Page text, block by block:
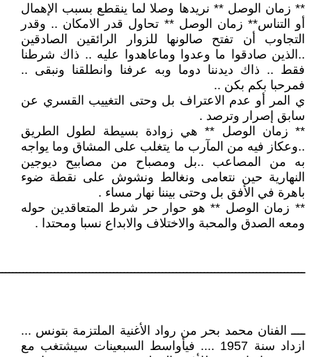
** زمان الوصل ** نريدها وصلا لما ينقطع بسبب الإهمال
أو التناس** زمان الوصل ** تحاول قدر الامكان .. وقدر
التجاوب أن تفتح صالونها للزوار الرائقين الصادقين
..الذين صادقوا ما وعدوا وماعاهدوا عليه .. ذاك شرطنا
فقط .. ذاك ديدننا دوما وبه عرفنا وانطلقنا ونبقى ..
فمرحبا بكم بكن ..
ي المر أو عدم الاعتراف بل وحتى التغييب القسري عن
سابق إصرار وترصد .
** زمان الوصل ** هي زوادة بسيطة لطول الطريق
..وعكاز فيه من المآرب ما يتغلب على المشاق وما يواجه
به من المصاعب ..بل ومصباح من مصابيح ديوجين
النهارية حين نتعامى ونغالط ونشوش على نقطة ضوء
باهرة في الأفق بل وحتى بيننا نهار مساء .
** زمان الوصل ** هو حوار حر شرط المتعاقدين حوله
ومعه الصدق والمحبة والاختلاف والابداع نسبا ومحتدا .
ــــ الفنان محمد بحر من رواد الأغنية الملتزمة بتونس ...
ازداد سنة 1957 .... فيأواسط السبعينات سيشتغب مع